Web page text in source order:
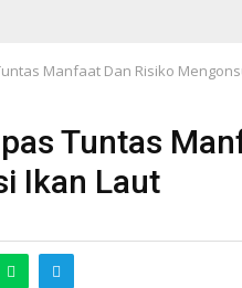
Manfaat Dan Risiko
Tuntas
Ikan Laut